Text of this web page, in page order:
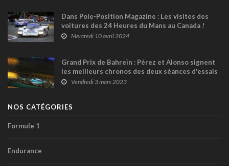
Dans Pole-Position Magazine : Les visites des
voitures des 24 Heures du Mans au Canada !
Mercredi 10 avril 2024
Grand Prix de Bahreïn : Pérez et Alonso signent
les meilleurs chronos des deux séances d'essais
libres; Lance Stroll Top 6
Vendredi 3 mars 2023
NOS CATÉGORIES
Formule 1
Endurance